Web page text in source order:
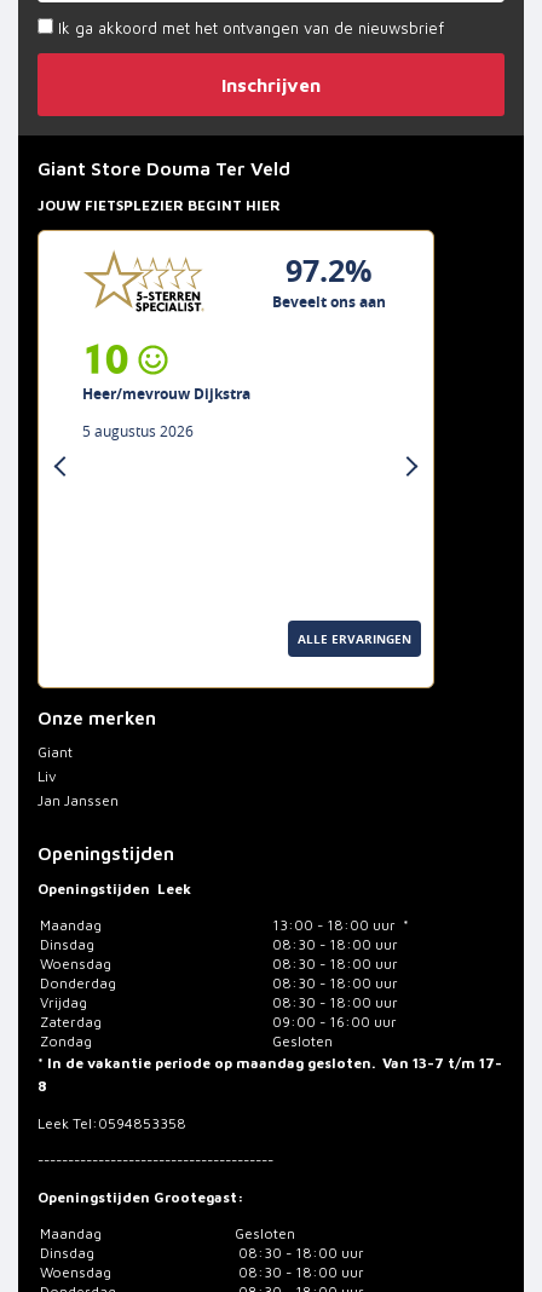
Ik ga akkoord met het ontvangen van de nieuwsbrief
Inschrijven
Giant Store Douma Ter Veld
JOUW FIETSPLEZIER BEGINT HIER
97.2%
Beveelt ons aan
10
Heer/mevrouw Dijkstra
5 augustus 2026
previous next
ALLE ERVARINGEN
Onze merken
Giant
Liv
Jan Janssen
Openingstijden
Openingstijden Leek
Maandag
13:00 - 18:00 uur *
Dinsdag
08:30 - 18:00 uur
Woensdag
08:30 - 18:00 uur
Donderdag
08:30 - 18:00 uur
Vrijdag
08:30 - 18:00 uur
Zaterdag
09:00 - 16:00 uur
Zondag
Gesloten
* In de vakantie periode op maandag gesloten. Van 13-7 t/m 17-
8
LeekTel:0594853358
---------------------------------------
Openingstijden Grootegast:
Maandag
Gesloten
Dinsdag
08:30 - 18:00 uur
Woensdag
08:30 - 18:00 uur